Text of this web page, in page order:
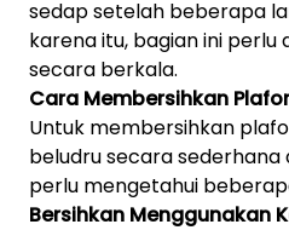
sedap setelah beberapa
karena itu, bagian ini
secara berkala.
Cara Membersihkan
Untuk membersihkan
beludru secara sederhana
perlu mengetahui
Bersihkan Menggunakan